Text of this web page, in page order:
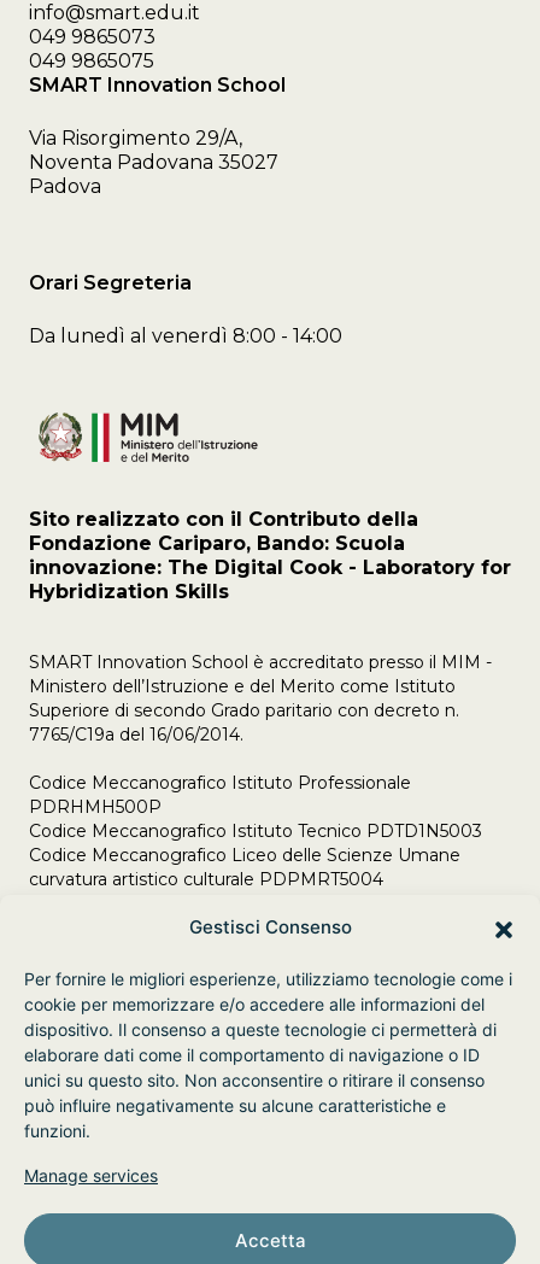
Gestisci Consenso
Per fornire le migliori esperienze, utilizziamo tecnologie come i
cookie per memorizzare e/o accedere alle informazioni del
dispositivo. Il consenso a queste tecnologie ci permetterà di
elaborare dati come il comportamento di navigazione o ID
unici su questo sito. Non acconsentire o ritirare il consenso
può influire negativamente su alcune caratteristiche e
funzioni.
Manage services
Accetta
Sito realizzato con il Contributo della
Fondazione Cariparo, Bando: Scuola
innovazione: The Digital Cook - Laboratory for
Hybridization Skills
SMART Innovation School è accreditato presso il MIM -
Ministero dell’Istruzione e del Merito come Istituto
Superiore di secondo Grado paritario con decreto n.
7765/C19a del 16/06/2014.
Codice Meccanografico Istituto Professionale
PDRHMH500P
Codice Meccanografico Istituto Tecnico PDTD1N5003
Codice Meccanografico Liceo delle Scienze Umane
curvatura artistico culturale PDPMRT5004
SMART Innovation School
Via Risorgimento 29/A,
Noventa Padovana 35027
Padova
Orari Segreteria
Da lunedì al venerdì 8:00 - 14:00
info@smart.edu.it
049 9865073
049 9865075